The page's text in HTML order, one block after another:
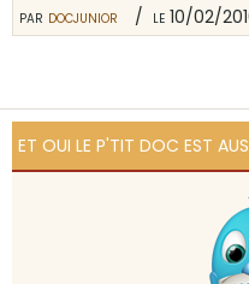
par docjunior le 10/02/
ET OUI LE P'TIT DOC EST